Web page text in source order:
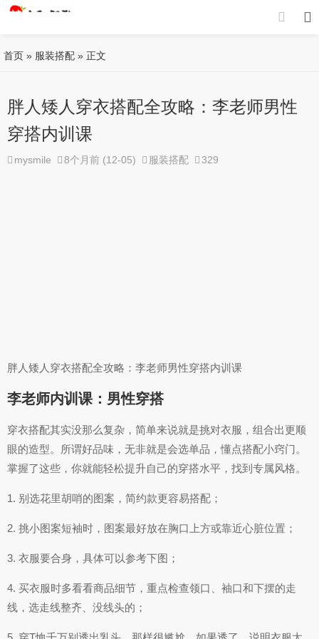
首页 » 服装搭配 » 正文
胖人矮人穿衣搭配全攻略：李老师男性
穿搭内训课
mysmile 8个月前 (12-05) 服装搭配 329
胖人矮人穿衣搭配全攻略：李老师男性穿搭内训课
李老师内训课：男性穿搭
穿衣搭配其实没那么复杂，简单来说就是挑对衣服，组合出更顺
眼的造型。所谓好品味，无非就是会选单品，懂点搭配小窍门。
掌握了这些，你就能轻松提升自己的穿搭水平，找到专属风格。
1. 别选花里胡哨的图案，简约款更容易搭配；
2. 挑小图案短袖时，图案最好放在胸口上方或靠近心脏位置；
3. 衣服要合身，具体可以参考下图；
4. 买衣服时多看看商品细节，重点检查领口、袖口和下摆的走
线，选走线整齐、没线头的；